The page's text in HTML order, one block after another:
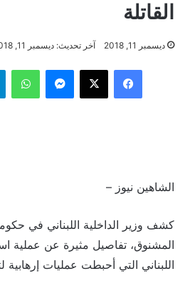
القاتلة
ديسمبر 11, 2018 آخر تحديث: ديسمبر 11, 2018
فيسبوك ‫X ماسنجر
الشاهين نيوز –
كشف وزير الداخلية اللبناني في
المشنوق، تفاصيل مثيرة عن عملية
اللبناني التي أحبطت عمليات